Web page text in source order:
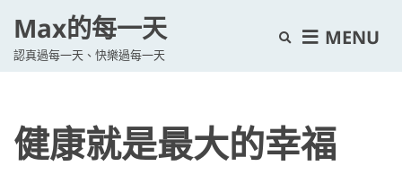
Max的每一天
認真過每一天、快樂過每一天
E
n
d
MENU
健康就是最大的幸福